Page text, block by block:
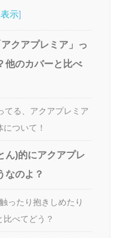
示]
クアプレミア」っ
他のカバーと比べ
てる、アクアプレミア
ついて！
ん)的にアクアプレ
なのよ？
ったり抱きしめたり
べてどう？